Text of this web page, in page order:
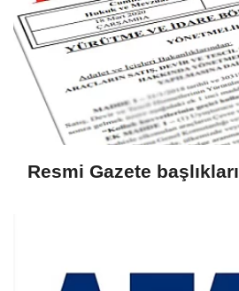
Resmi Gazete başlıkları